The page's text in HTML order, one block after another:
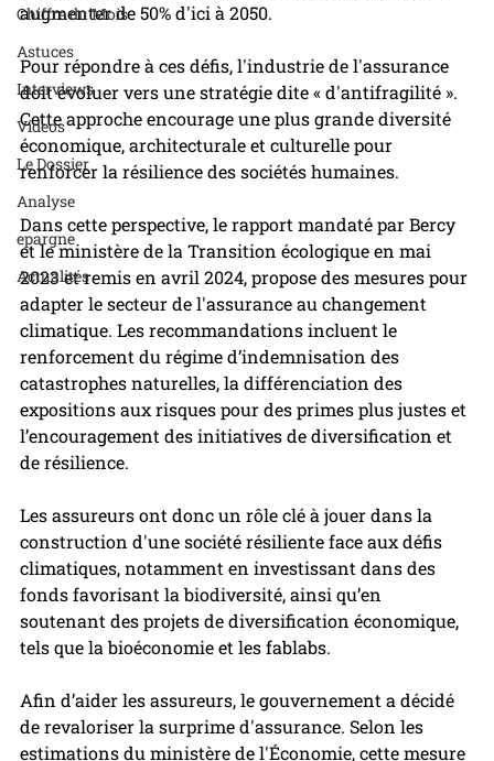
Chiffre du Mois
Astuces
Interviews
Videos
Le Dossier
Analyse
epargne
Actualités
augmenter de 50% d'ici à 2050.
Pour répondre à ces défis, l'industrie de l'assurance
doit évoluer vers une stratégie dite « d'antifragilité ».
Cette approche encourage une plus grande diversité
économique, architecturale et culturelle pour
renforcer la résilience des sociétés humaines.
Dans cette perspective, le rapport mandaté par Bercy
et le ministère de la Transition écologique en mai
2023 et remis en avril 2024, propose des mesures pour
adapter le secteur de l'assurance au changement
climatique. Les recommandations incluent le
renforcement du régime d’indemnisation des
catastrophes naturelles, la différenciation des
expositions aux risques pour des primes plus justes et
l’encouragement des initiatives de diversification et
de résilience.
Les assureurs ont donc un rôle clé à jouer dans la
construction d'une société résiliente face aux défis
climatiques, notamment en investissant dans des
fonds favorisant la biodiversité, ainsi qu’en
soutenant des projets de diversification économique,
tels que la bioéconomie et les fablabs.
Afin d’aider les assureurs, le gouvernement a décidé
de revaloriser la surprime d'assurance. Selon les
estimations du ministère de l'Économie, cette mesure